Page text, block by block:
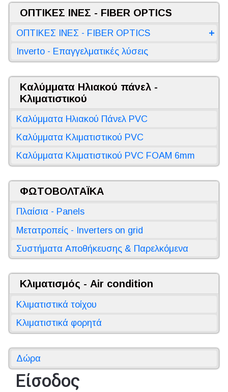
ΟΠΤΙΚΕΣ ΙΝΕΣ - FIBER OPTICS
ΟΠΤΙΚΕΣ ΙΝΕΣ - FIBER OPTICS
Inverto - Επαγγελματικές λύσεις
Καλύμματα Ηλιακού πάνελ -
Κλιματιστικού
Καλύμματα Ηλιακού Πάνελ PVC
Καλύμματα Κλιματιστικού PVC
Καλύμματα Κλιματιστικού PVC FOAM 6mm
ΦΩΤΟΒΟΛΤΑΪΚΑ
Πλαίσια - Panels
Μετατροπείς - Inverters on grid
Συστήματα Αποθήκευσης & Παρελκόμενα
Κλιματισμός - Air condition
Κλιματιστικά τοίχου
Κλιματιστικά φορητά
Δώρα
Είσοδος